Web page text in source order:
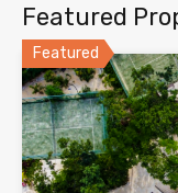
Featured
Featured